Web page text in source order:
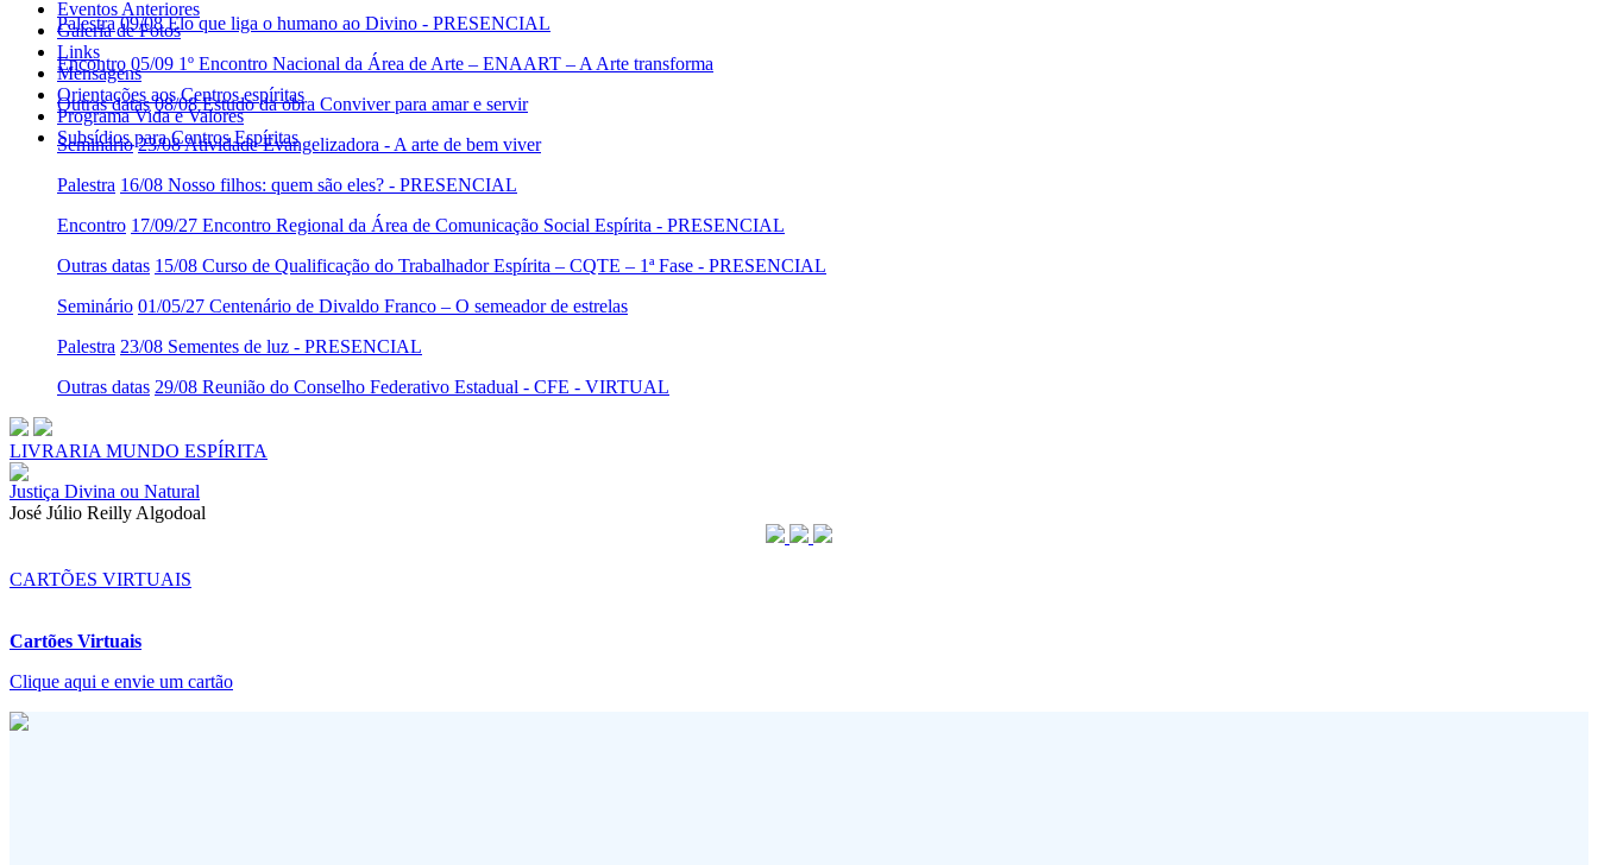
Eventos Anteriores
Galeria de Fotos
Links
Mensagens
Orientações aos Centros espíritas
Programa Vida e Valores
Subsídios para Centros Espíritas
Palestra 09/08 Elo que liga o humano ao Divino - PRESENCIAL
Encontro 05/09 1º Encontro Nacional da Área de Arte – ENAART – A Arte transforma
Outras datas 08/08 Estudo da obra Conviver para amar e servir
Seminário 23/08 Atividade Evangelizadora - A arte de bem viver
Palestra 16/08 Nosso filhos: quem são eles? - PRESENCIAL
Encontro 17/09/27 Encontro Regional da Área de Comunicação Social Espírita - PRESENCIAL
Outras datas 15/08 Curso de Qualificação do Trabalhador Espírita – CQTE – 1ª Fase - PRESENCIAL
Seminário 01/05/27 Centenário de Divaldo Franco – O semeador de estrelas
Palestra 23/08 Sementes de luz - PRESENCIAL
Outras datas 29/08 Reunião do Conselho Federativo Estadual - CFE - VIRTUAL
LIVRARIA MUNDO ESPÍRITA
Justiça Divina ou Natural
José Júlio Reilly Algodoal
CARTÕES VIRTUAIS
Cartões Virtuais
Clique aqui e envie um cartão